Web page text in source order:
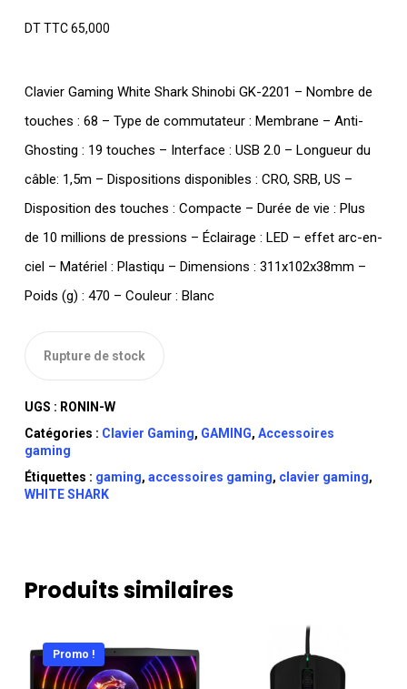
DT TTC65,000
Clavier Gaming White Shark Shinobi GK-2201 – Nombre de
touches : 68 – Type de commutateur : Membrane – Anti-
Ghosting : 19 touches – Interface : USB 2.0 – Longueur du
câble: 1,5m – Dispositions disponibles : CRO, SRB, US –
Disposition des touches : Compacte – Durée de vie : Plus
de 10 millions de pressions – Éclairage : LED – effet arc-en-
ciel – Matériel : Plastiqu – Dimensions : 311x102x38mm –
Poids (g) : 470 – Couleur : Blanc
Rupture de stock
UGS : RONIN-W
Catégories : Clavier Gaming, GAMING, Accessoires
gaming
Étiquettes : gaming, accessoires gaming, clavier gaming,
WHITE SHARK
Produits similaires
Promo !